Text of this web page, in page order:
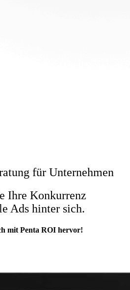
für Unternehmen
Ihre Konkurrenz
Ads hinter sich.
mit Penta ROI hervor!